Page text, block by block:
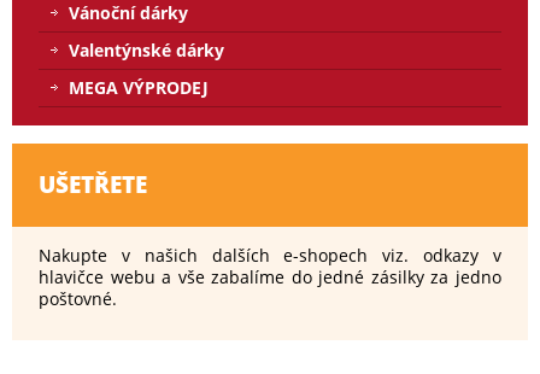
Vánoční dárky
Valentýnské dárky
MEGA VÝPRODEJ
UŠETŘETE
Nakupte v našich dalších e-shopech viz. odkazy v
hlavičce webu a vše zabalíme do jedné zásilky za jedno
poštovné.